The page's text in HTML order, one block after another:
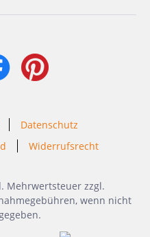
Datenschutz
Widerrufsrecht
Mehrwertsteuer zzgl.
wenn nicht